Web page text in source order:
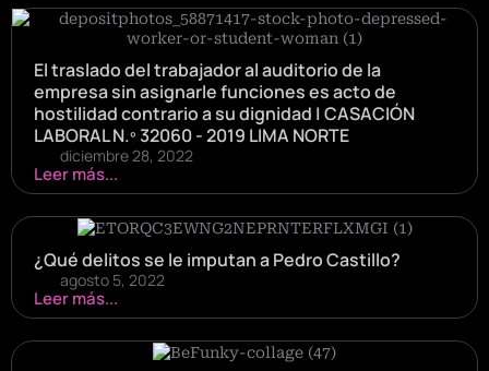
El traslado del trabajador al auditorio de la
empresa sin asignarle funciones es acto de
hostilidad contrario a su dignidad | CASACIÓN
LABORAL N.º 32060 - 2019 LIMA NORTE
diciembre 28, 2022
Leer más...
¿Qué delitos se le imputan a Pedro Castillo?
agosto 5, 2022
Leer más...